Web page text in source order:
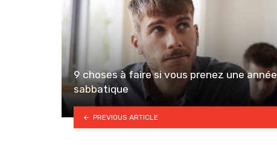
9 choses à faire si vous prenez une année
sabbatique
PREVIOUS ARTICLE